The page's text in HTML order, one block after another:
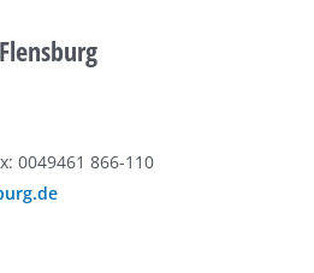
0049461 866-110